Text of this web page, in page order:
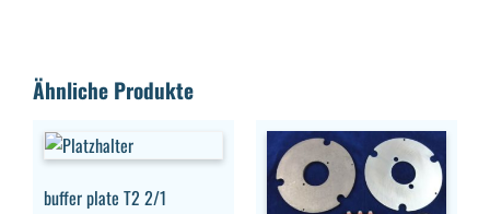
Ähnliche Produkte
buffer plate T2 2/1